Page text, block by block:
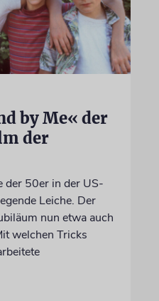
by Me« der
der
der 50er in der US-
Leiche. Der
nun etwa auch
welchen Tricks